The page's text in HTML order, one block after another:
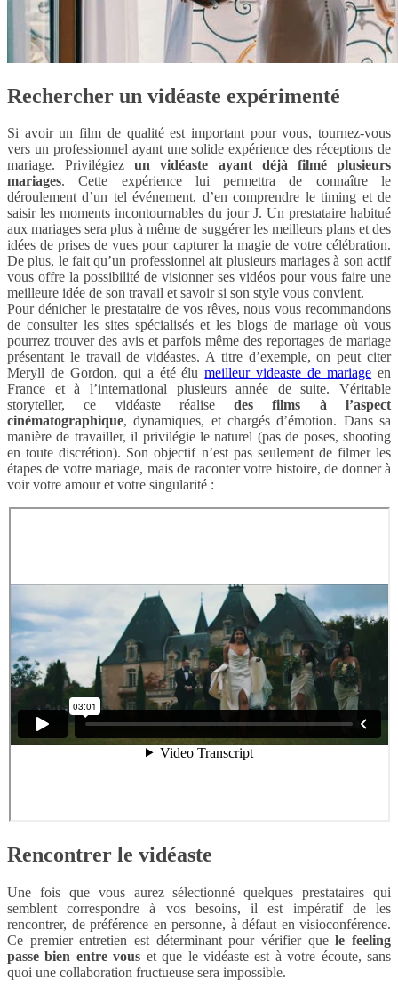
Rechercher un vidéaste expérimenté
Si avoir un film de qualité est important pour vous, tournez-vous
vers un professionnel ayant une solide expérience des réceptions de
mariage. Privilégiezun vidéaste ayant déjà filmé plusieurs
mariages. Cette expérience lui permettra de connaître le
déroulement d’un tel événement, d’en comprendre le timing et de
saisir les moments incontournables du jour J. Un prestataire habitué
aux mariages sera plus à même de suggérer les meilleurs plans et des
idées de prises de vues pour capturer la magie de votre célébration.
De plus, le fait qu’un professionnel ait plusieurs mariages à son actif
vous offre la possibilité de visionner ses vidéos pour vous faire une
meilleure idée de son travail et savoir si son style vous convient.
Pour dénicher le prestataire de vos rêves, nous vous recommandons
de consulter les sites spécialisés et les blogs de mariage où vous
pourrez trouver des avis et parfois même des reportages de mariage
présentant le travail de vidéastes. A titre d’exemple, on peut citer
Meryll de Gordon, qui a été élumeilleur videaste de mariage en
France et à l’international plusieurs année de suite. Véritable
storyteller, ce vidéaste réalisedes films à l’aspect
cinématographique, dynamiques, et chargés d’émotion. Dans sa
manière de travailler, il privilégie le naturel (pas de poses, shooting
en toute discrétion). Son objectif n’est pas seulement de filmer les
étapes de votre mariage, mais de raconter votre histoire, de donner à
voir votre amour et votre singularité :
Rencontrer le vidéaste
Une fois que vous aurez sélectionné quelques prestataires qui
semblent correspondre à vos besoins, il est impératif de les
rencontrer, de préférence en personne, à défaut en visioconférence.
Ce premier entretien est déterminant pour vérifier quele feeling
passe bien entre vous et que le vidéaste est à votre écoute, sans
quoi une collaboration fructueuse sera impossible.